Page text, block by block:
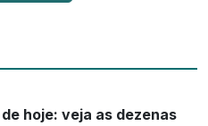
hoje: veja as dezenas